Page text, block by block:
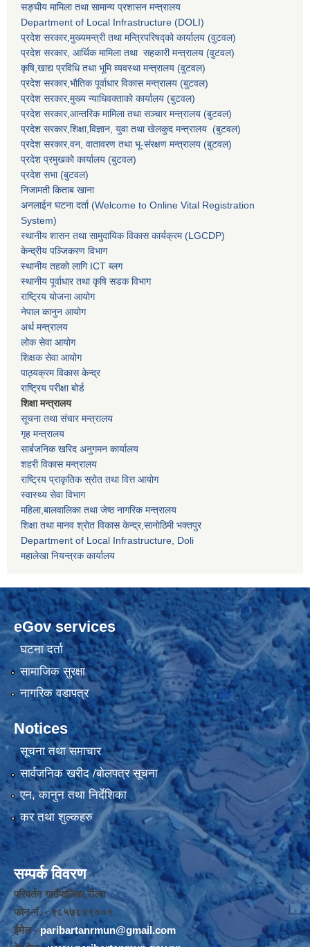
सङ्‍घीय मामिला तथा सामान्य प्रशासन मन्त्रालय
Department of Local Infrastructure (DOLI)
प्रदेश सरकार,मुख्यमन्त्री तथा मन्त्रिपरिषद्को कार्यालय (वुटवल)
प्रदेश सरकार, आर्थिक मामिला तथा सहकारी मन्त्रालय (वुटवल)
कृषि,खाद्य प्रविधि तथा भूमि व्यवस्था मन्त्रालय (वुटवल)
प्रदेश सरकार,भाैतिक पूर्वाधार विकास मन्त्रालय (बुटवल)
प्रदेश सरकार,मुख्य न्याधिवक्ताकाे कार्यालय (बुटवल)
प्रदेश सरकार,आन्तरिक मामिला तथा सञ्चार मन्त्रालय (बुटवल)
प्रदेश सरकार,शिक्षा,विज्ञान, युवा तथा खेलकुद मन्त्रालय (बुटवल)
प्रदेश सरकार,वन, वातावरण तथा भू-संरक्षण मन्त्रालय (बुटवल)
प्रदेश प्रमुखकाे कार्यालय (बुटवल)
प्रदेश सभा (बुटवल)
निजामती किताब खाना
अनलाईन घटना दर्ता (Welcome to Online Vital Registration
System)
स्थानीय शासन तथा सामुदायिक विकास कार्यक्रम (LGCDP)
केन्द्रीय पञ्जिकरण विभाग
स्थानीय तहको लागि ICT ब्लग
स्थानीय पूर्वाधार तथा कृषि सडक विभाग
राष्ट्रिय योजना आयोग
नेपाल कानुन आयोग
अर्थ मन्त्रालय
लोक सेवा आयोग
शिक्षक सेवा आयोग
पाठ्यक्रम विकास केन्द्र
राष्ट्रिय परीक्षा बोर्ड
शिक्षा मन्त्रालय
सूचना तथा संचार मन्त्रालय
गृह मन्त्रालय
सार्बजनिक खरिद अनुगमन कार्यालय
शहरी विकास मन्त्रालय
राष्ट्रिय प्राकृतिक स्रोत तथा वित्त आयोग
स्वास्थ्य सेवा विभाग
महिला,बालवालिका तथा जेष्ठ नागरिक मन्त्रालय
शिक्षा तथा मानव श्राेत विकास केन्द्र,सानाेठिमी भक्तपुर
Department of Local Infrastructure, Doli
महालेखा नियन्त्रक कार्यालय
eGov services
घटना दर्ता
सामाजिक सुरक्षा
नागरिक वडापत्र
Notices
सूचना तथा समाचार
सार्वजनिक खरीद /बोलपत्र सूचना
एन, कानुन तथा निर्देशिका
कर तथा शुल्कहरु
सम्पर्क विवरण
परिवर्तन गाउँपालिका,रोल्पा
फोन नंं. - ९८५७८४९००१
ईमेल -paribartanrmun@gmail.com